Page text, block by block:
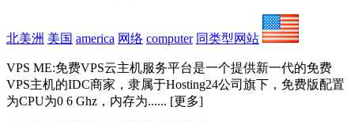
北美洲 美国 america 网络 computer 同类型网站
VPS ME:免费VPS云主机服务平台是一个提供新一代的免费
VPS主机的IDC商家，隶属于Hosting24公司旗下，免费版配置
为CPU为0 6 Ghz，内存为...... [更多]